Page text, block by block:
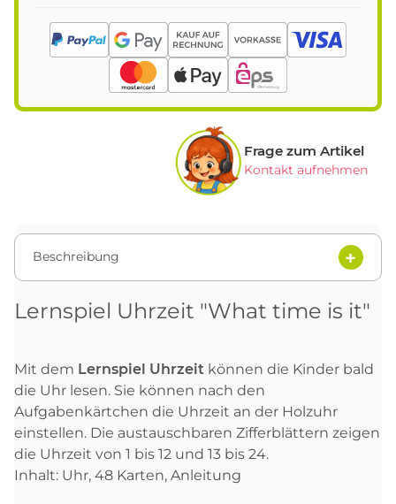
Frage zum Artikel
Kontakt aufnehmen
Beschreibung
Lernspiel Uhrzeit "What time is it"
Mit dem Lernspiel Uhrzeit können die Kinder bald
die Uhr lesen. Sie können nach den
Aufgabenkärtchen die Uhrzeit an der Holzuhr
einstellen. Die austauschbaren Zifferblättern zeigen
die Uhrzeit von 1 bis 12 und 13 bis 24.
Inhalt: Uhr, 48 Karten, Anleitung